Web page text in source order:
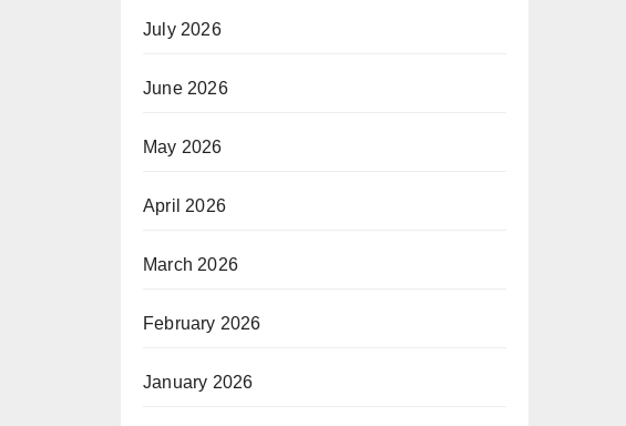
July 2026
June 2026
May 2026
April 2026
March 2026
February 2026
January 2026